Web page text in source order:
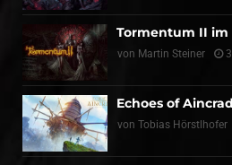
Tormentum II im
von Martin Steiner
Echoes of
von Tobias Hörstlhofer